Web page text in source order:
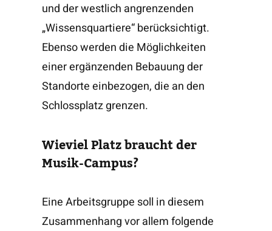
und der westlich angrenzenden
„Wissensquartiere“ berücksichtigt.
Ebenso werden die Möglichkeiten
einer ergänzenden Bebauung der
Standorte einbezogen, die an den
Schlossplatz grenzen.
Wieviel Platz braucht der
Musik-Campus?
Eine Arbeitsgruppe soll in diesem
Zusammenhang vor allem folgende